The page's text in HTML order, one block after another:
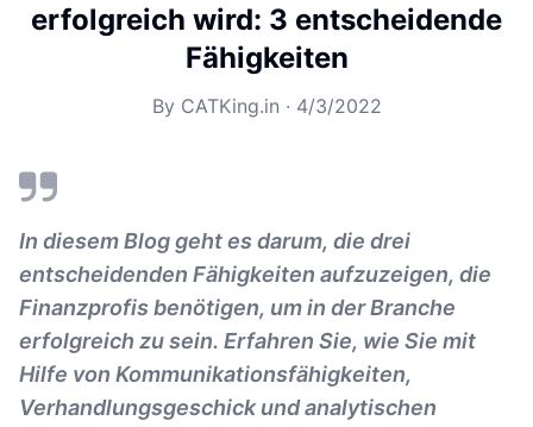
erfolgreich wird: 3 entscheidende
Fähigkeiten
By CATKing.in · 4/3/2022
In diesem Blog geht es darum, die drei
entscheidenden Fähigkeiten aufzuzeigen, die
Finanzprofis benötigen, um in der Branche
erfolgreich zu sein. Erfahren Sie, wie Sie mit
Hilfe von Kommunikationsfähigkeiten,
Verhandlungsgeschick und analytischen